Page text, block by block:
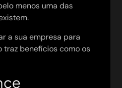
menos uma das
a sua empresa para
benefícios como os